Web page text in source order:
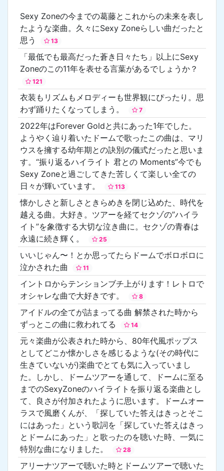
Sexy Zoneの今までの葛藤とこれからの未来を表し
たような楽曲。久々にSexy Zoneらしい曲だったと
思う
13
「最低でも最高だった蒼き日々たち」以上にSexy
Zoneのこの11年を表せる言葉があるでしょうか？
121
衣装もリズムもメロディーも世界観にぴったり。思
わず踊りたくなってしまう。
7
2022年はForever Goldと共にあった1年でした。
ようやく辿り着いたドームで歌ったこの曲は、マリ
ウスを擁する幼年期との訣別の儀式だったと思いま
す。“振り返るハイライト 君との Moments”今でも
Sexy Zoneと過ごしてきた苦しくて楽しい全ての
日々が輝いています。
113
懐かしさと新しさときらめきを閉じ込めた、時代を
越える曲。大好き。ツアーを経てセクゾの”ハイラ
イト”を象徴する大切な泣き曲に。セクゾの青春は
永遠に続き輝く。
25
いいじゃん〜！とか思ってたらドームでボロボロに
泣かされた曲
11
イントロからテンションブチ上がります！レトロで
オシャレな曲で大好きです。
8
アイドルの全てが詰まってる曲 解禁された時から
ずっとこの曲に救われてる
14
元々楽曲が公表された時から、80年代風ポップス
としてどこか懐かしさを感じるような(その時代に
生きていないが)楽曲でとても気に入っていまし
た。しかし、ドームツアーを通して、ドームに至る
までのSexyZoneのハイライトを振り返る楽曲とし
て、良さが付加されたように思います。ドームオー
ラスで風磨くんが、「探していた答えはきっとそこ
にはあった」という歌詞を「探していた答えはきっ
とドームにあった」と歌ったのを聴いた時、一気に
特別な曲になりました。
28
アリーナツアーで聴いた時とドームツアーで聴いた